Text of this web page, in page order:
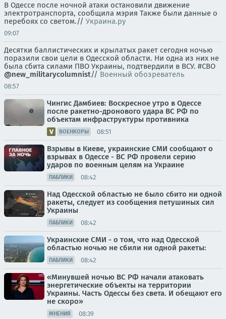
В Одессе после ночной атаки остановили движение
электротранспорта, сообщила мэрия Также были данные о
перебоях со светом.// Украина.ру
09:07
Десятки баллистических и крылатых ракет сегодня ночью
поразили свои цели в Одесской области. Ни одна из них не
была сбита силами ПВО Украины, подтвердили в ВСУ. #СВО
@new_militarycolumnist// Военный обозреватель
08:57
Чингис Дамбиев: Воскресное утро в Одессе
после ракетно-дронового удара ВС РФ по
объектам инфраструктуры противника
ВОЕНКОРЫ 08:51
Взрывы в Киеве, украинские СМИ сообщают о
взрывах в Одессе - ВС РФ провели серию
ударов по военным целям на Украине
ПАБЛИКИ 08:42
Над Одесской областью не было сбито ни одной
ракеты, следует из сообщения петушиных сил
Украины
ПАБЛИКИ 08:42
Украинские СМИ - о том, что над Одесской
областью ночью не сбили ни одной ракеты:
ПАБЛИКИ 08:42
«Минувшей ночью ВС РФ начали атаковать
энергетические объекты на территории
Украины. Часть Одессы без света. И обещают его
не скоро»
МНЕНИЯ 08:39